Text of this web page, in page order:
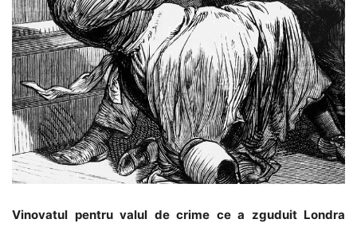
Vinovatul pentru valul de crime ce a zguduit Londra